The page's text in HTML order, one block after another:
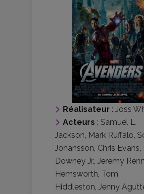
Réalisateur : Joss
Acteurs : Samuel L.
Jackson Mark Ruffalo
Johansson Chris Evans
Downey Jr. Jeremy
Hemsworth Tom
Hiddleston Jenny